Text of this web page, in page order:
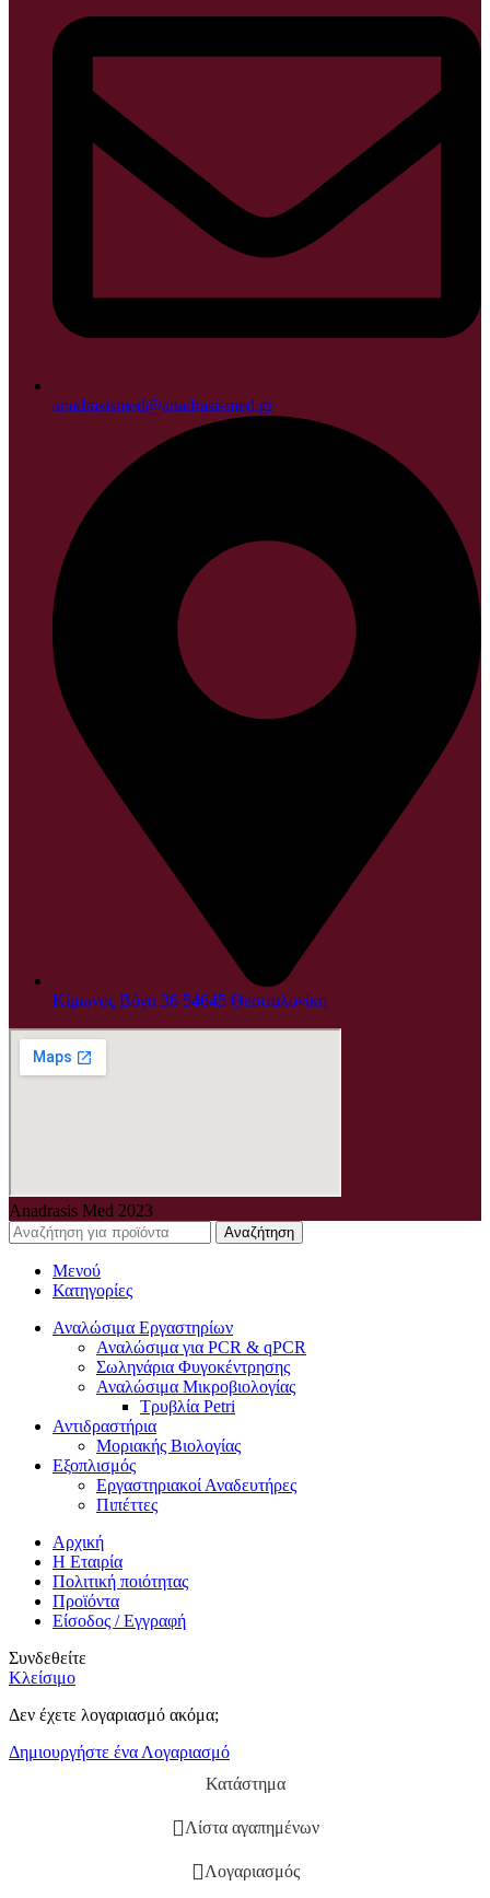
anadrasismed@anadrasismed.gr
Κίμωνος Βόγα 36 54645 Θεσσαλονίκη
Anadrasis Med 2023
Αναζήτηση
Μενού
Κατηγορίες
Αναλώσιμα Εργαστηρίων
Αναλώσιμα για PCR & qPCR
Σωληνάρια Φυγοκέντρησης
Αναλώσιμα Μικροβιολογίας
Τρυβλία Petri
Αντιδραστήρια
Μοριακής Βιολογίας
Εξοπλισμός
Εργαστηριακοί Αναδευτήρες
Πιπέττες
Αρχική
Η Εταιρία
Πολιτική ποιότητας
Προϊόντα
Είσοδος / Εγγραφή
Συνδεθείτε
Κλείσιμο
Δεν έχετε λογαριασμό ακόμα;
Δημιουργήστε ένα Λογαριασμό
Κατάστημα
Λίστα αγαπημένων
Λογαριασμός